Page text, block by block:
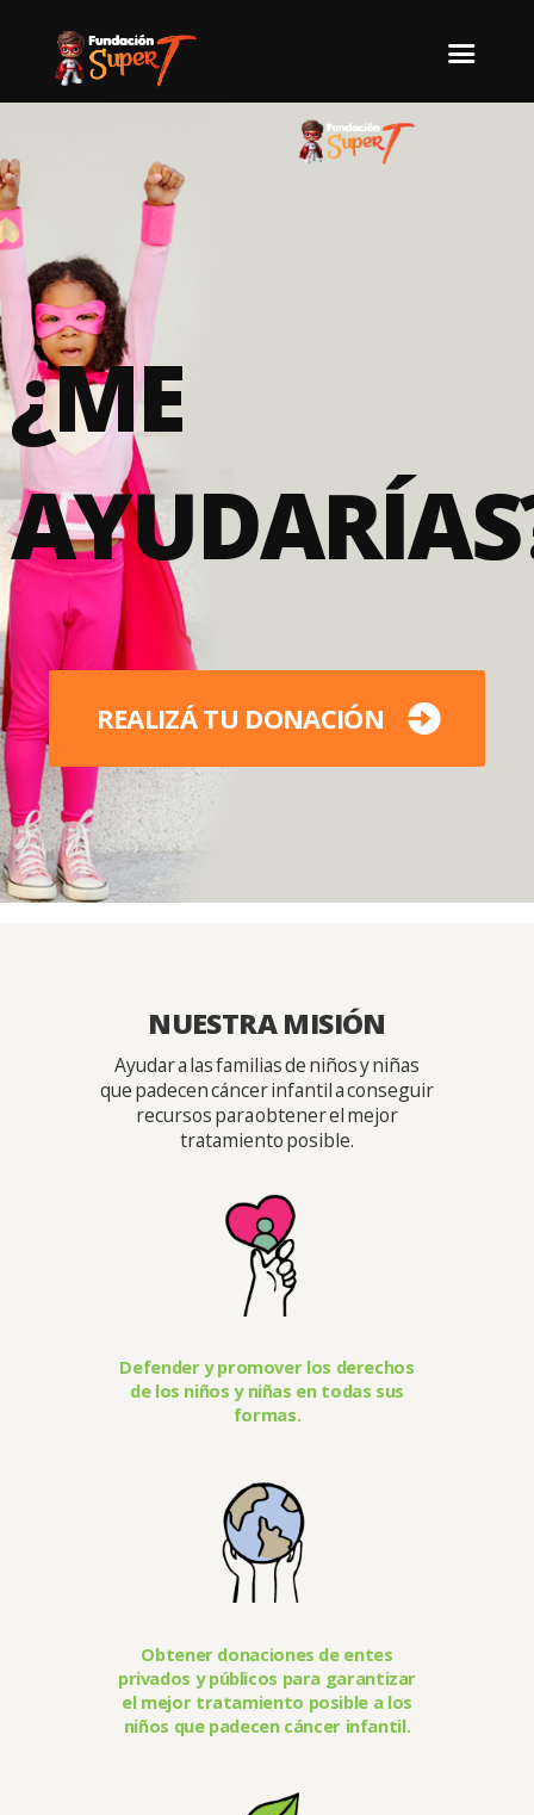
¿ME
REALIZÁ TU DONACIÓN
NUESTRA MISIÓN
Ayudar a las familias de niños y niñas
que padecen cáncer infantil a conseguir
recursos para obtener el mejor
tratamiento posible.
Defender y promover los derechos
de los niños y niñas en todas sus
formas.
Obtener donaciones de entes
privados y públicos para garantizar
el mejor tratamiento posible a los
niños que padecen cáncer infantil.